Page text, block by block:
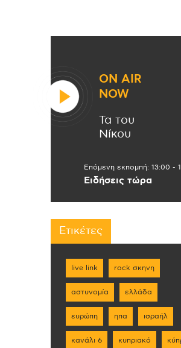
ON AIR
NOW
Τα του
Νίκου
Επόμενη εκπομπή: 13:00 -
Ειδήσεις τώρα
Ετικέτες
live link rock σκηνη
αστυνομία ελλάδα
ευρώπη ηπα ισραήλ
κανάλι 6 κυπριακό